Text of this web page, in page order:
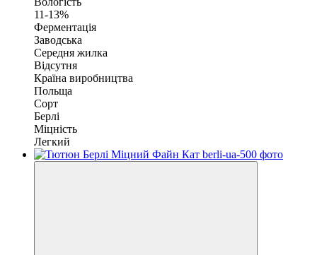
11-13%
Ферментація
Заводська
Середня жилка
Відсутня
Країна виробництва
Польща
Сорт
Берлі
Міцність
Легкий